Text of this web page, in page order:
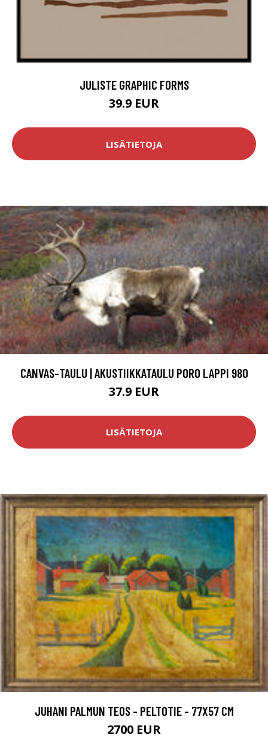
JULISTE GRAPHIC FORMS
39.9 EUR
LISÄTIETOJA
CANVAS-TAULU | AKUSTIIKKATAULU PORO LAPPI 980
37.9 EUR
LISÄTIETOJA
JUHANI PALMUN TEOS - PELTOTIE - 77X57 CM
2700 EUR